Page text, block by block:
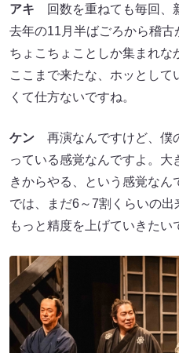
アキ 回数を重ねても毎回、
去年の11月半ばごろから稽
ちょこちょことしか集まれな
ここまで来たな、ホッとして
くて仕方ないですね。
ケン 再演なんですけど、僕
っている感覚なんですよ。
きからやる、という感覚なん
では、まだ6～7割くらいの
もっと精度を上げていきたい